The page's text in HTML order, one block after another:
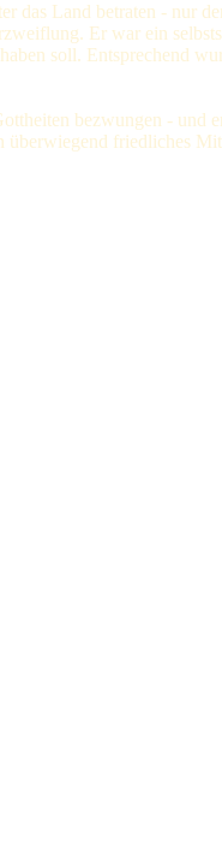
das Land betraten - nur
Er war ein
soll. Entsprechend
bezwungen -
friedliches